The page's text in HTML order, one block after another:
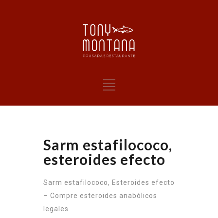
Sarm estafilococo,
esteroides efecto
Sarm estafilococo, Esteroides efecto
– Compre esteroides anabólicos
legales